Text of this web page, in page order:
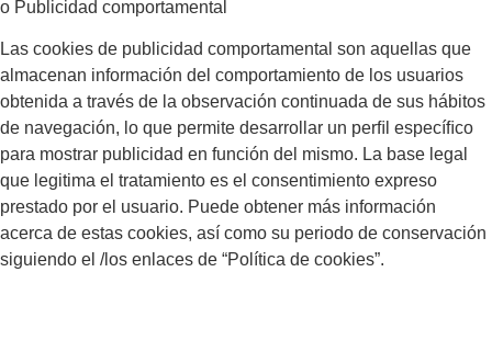
o Publicidad comportamental
Las cookies de publicidad comportamental son aquellas que
almacenan información del comportamiento de los usuarios
obtenida a través de la observación continuada de sus hábitos
de navegación, lo que permite desarrollar un perﬁl especíﬁco
para mostrar publicidad en función del mismo. La base legal
que legitima el tratamiento es el consentimiento expreso
prestado por el usuario. Puede obtener más información
acerca de estas cookies, así como su periodo de conservación
siguiendo el /los enlaces de “Política de cookies”.